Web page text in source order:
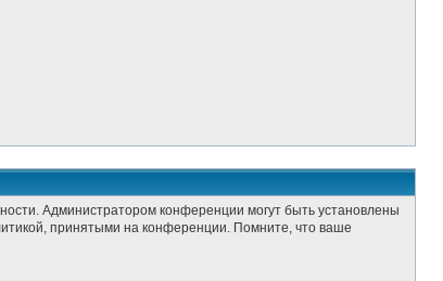
Администратором конференции могут быть установлены
принятыми на конференции. Помните, что ваше